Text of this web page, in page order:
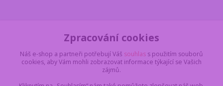
Zpracování cookies
Náš e-shop a partneři potřebují Váš souhlas s použitím souborů
cookies, aby Vám mohli zobrazovat informace týkající se Vašich
zájmů.